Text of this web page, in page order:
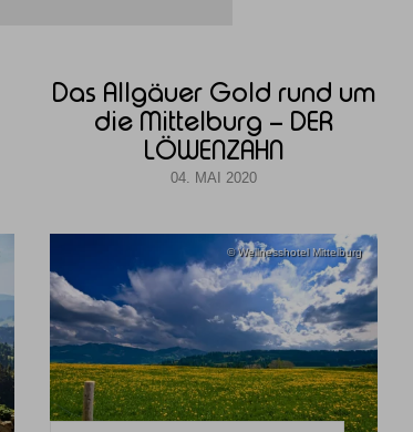
Das Allgäuer Gold rund um
die Mittelburg – DER
LÖWENZAHN
04. MAI 2020
© Wellnesshotel Mittelburg